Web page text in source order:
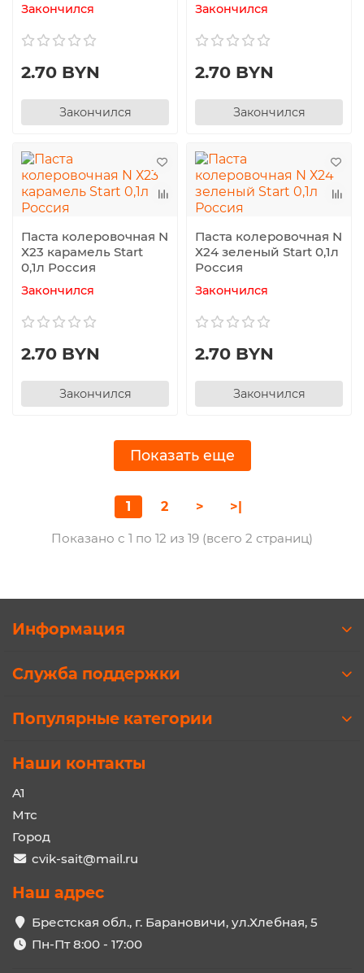
Закончился
2.70 BYN
Закончился
Закончился
2.70 BYN
Закончился
Паста колеровочная N
Х23 карамель Start
0,1л Россия
Закончился
2.70 BYN
Закончился
Паста колеровочная N
Х24 зеленый Start 0,1л
Россия
Закончился
2.70 BYN
Закончился
Показать еще
1 2 > >|
Показано с 1 по 12 из 19 (всего 2 страниц)
Информация
Служба поддержки
Популярные категории
Наши контакты
A1
Мтс
Город
cvik-sait@mail.ru
Наш адрес
Брестская обл., г. Барановичи, ул.Хлебная, 5
Пн-Пт 8:00 - 17:00